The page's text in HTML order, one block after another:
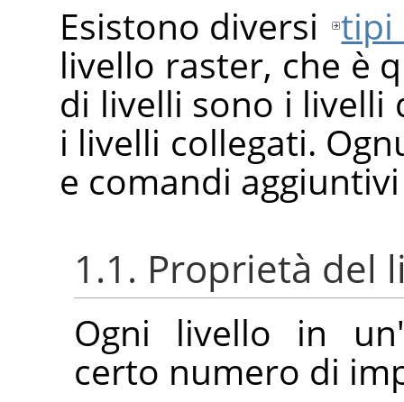
Esistono diversi tipi
livello raster, che è
di livelli sono i livelli
i livelli collegati.
e comandi
1.1. Proprietà del
Ogni livello in
certo numero di